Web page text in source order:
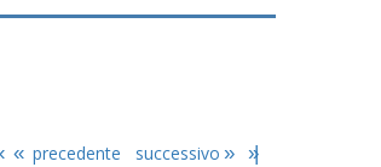
« precedente successivo » »|